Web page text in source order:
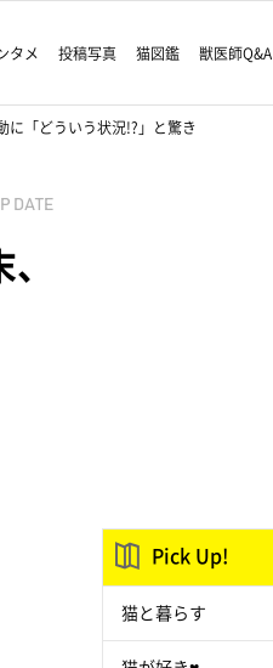
タメ 投稿写真 猫図鑑 獣医師Q&A
「どういう状況!?」と驚き
DATE
Pick Up!
猫と暮らす